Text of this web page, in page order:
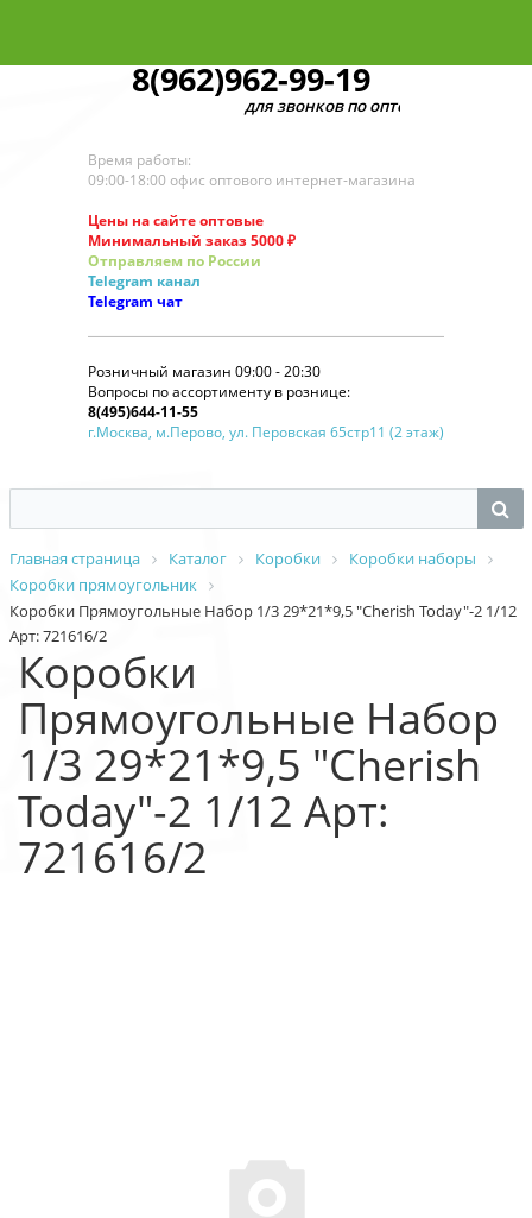
8(962)962-99-19
для звонков по оптовым заказам
Время работы:
09:00-18:00 офис оптового интернет-магазина
Цены на сайте оптовые
Минимальный заказ 5000 ₽
Отправляем по России
Telegram канал
Telegram чат
Розничный магазин 09:00 - 20:30
Вопросы по ассортименту в рознице:
8(495)644-11-55
г.Москва, м.Перово, ул. Перовская 65стр11 (2 этаж)
Главная страница Каталог Коробки
Коробки наборы
Коробки прямоугольник
Коробки Прямоугольные Набор 1/3 29*21*9,5 "Cherish Today"-2 1/12
Арт: 721616/2
Коробки
Прямоугольные Набор
1/3 29*21*9,5 "Cherish
Today"-2 1/12 Арт:
721616/2